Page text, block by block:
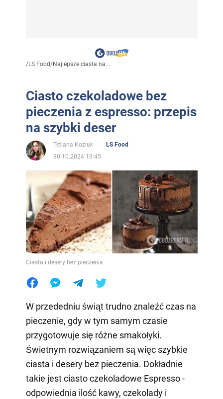
/LS Food/Najlepsze ciasta na...
Ciasto czekoladowe bez
pieczenia z espresso: przepis
na szybki deser
Tetiana Koziuk
LS Food
30.10.2024 13:45
Ciasta i desery bez pieczenia
W przededniu świąt trudno znaleźć czas na
pieczenie, gdy w tym samym czasie
przygotowuje się różne smakołyki.
Świetnym rozwiązaniem są więc szybkie
ciasta i desery bez pieczenia. Dokładnie
takie jest ciasto czekoladowe Espresso -
odpowiednia ilość kawy, czekolady i